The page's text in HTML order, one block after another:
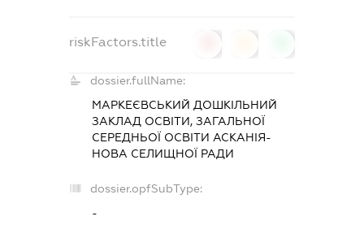
riskFactors.title
dossier.fullName:
МАРКЕЄВСЬКИЙ ДОШКІЛЬНИЙ
ЗАКЛАД ОСВІТИ, ЗАГАЛЬНОЇ
СЕРЕДНЬОЇ ОСВІТИ АСКАНІЯ-
НОВА СЕЛИЩНОЇ РАДИ
dossier.opfSubType:
-